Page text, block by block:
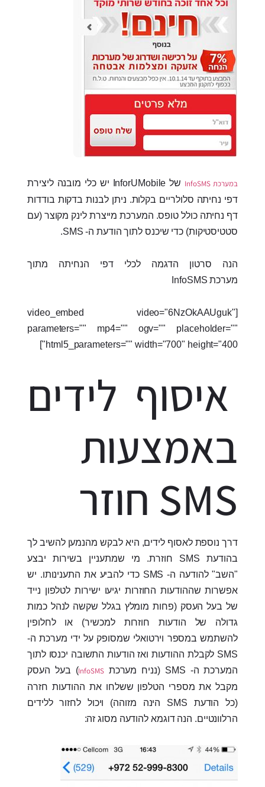
במערכת InfoSMS
של InforUMobile יש כלי מובנה ליצירת
דפי נחיתה סלולריים בקלות. ניתן לבנות בדקות בודדות
דף נחיתה כולל טופס. המערכת מייצרת לינק מקוצר (עם
סטטיסטיקות) כדי שיכנס לתוך הודעת ה- SMS.
הנה סרטון הדגמה לכלי דפי הנחיתה מתוך
מערכת InfoSMS
[video_embed video="6NzOkAAUguk"
parameters="" mp4="" ogv="" placeholder=""
html5_parameters="" width="700" height="400"]
איסוף לידים
באמצעות
SMS חוזר
דרך נוספת לאסוף לידים, היא לבקש מהנמען להשיב לך
בהודעת SMS חוזרת. מי שמתעניין בשירות יבצע
"השב" להודעה ה- SMS כדי להביע את התענינותו. יש
אפשרות שההודעות החוזרות יגיעו ישירות לטלפון נייד
של בעל העסק (פחות מומלץ בגלל שקשה לנהל כמות
גדולה של הודעות חוזרות למכשיר) או לחלופין
להשתמש במספר וירטואלי שמסופק על ידי מערכת ה-
SMS לקבלת ההודעות ואז הודעות התשובה יכנסו לתוך
המערכת ה- SMS (נניח מערכת
InfoSMS) בעל העסק
מקבל את מספרי הטלפון ששלחו את ההודעות חזרה
(כל הודעת SMS הינה מזוהה) ויכול לחזור ללידים
הרלוונטיים. הנה דוגמא להודעה מסוג זה: